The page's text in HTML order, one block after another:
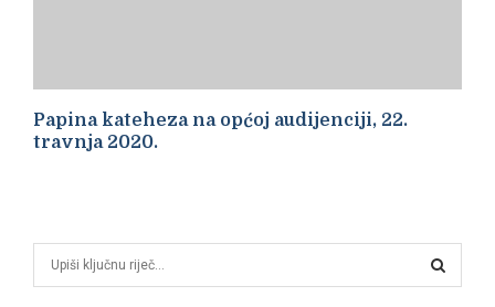
Papina kateheza na općoj audijenciji, 22.
travnja 2020.